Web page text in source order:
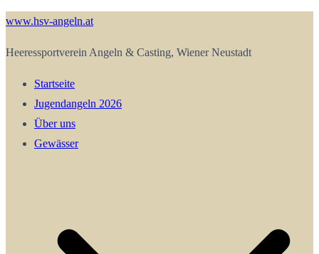
Zum
springen
www.hsv-angeln.at
Heeressportverein Angeln & Casting, Wiener Neustadt
Startseite
Jugendangeln 2026
Über uns
Gewässer